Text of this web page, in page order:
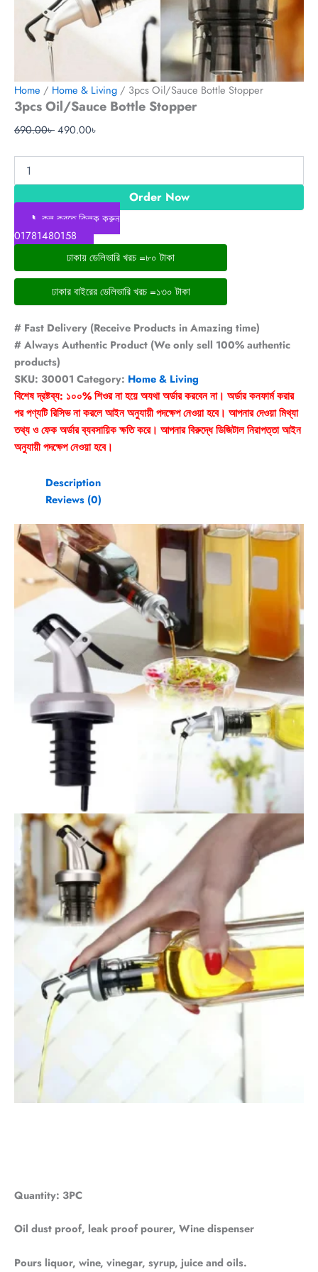
Home / Home & Living / 3pcs Oil/Sauce Bottle Stopper
3pcs Oil/Sauce Bottle Stopper
690.00৳490.00৳
Order Now
📞কল করতে ক্লিক করুন
01781480158
ঢাকায় ডেলিভারি খরচ =৮০ টাকা
ঢাকার বাইরের ডেলিভারি খরচ =১৩০ টাকা
# Fast Delivery (Receive Products in Amazing time)
# Always Authentic Product (We only sell 100% authentic
products)
SKU: 30001 Category: Home & Living
বিশেষ দ্রষ্টব্য: ১০০% শিওর না হয়ে অযথা অর্ডার করবেন না। অর্ডার কনফার্ম করার
পর পণ্যটি রিসিভ না করলে আইন অনুযায়ী পদক্ষেপ নেওয়া হবে। আপনার দেওয়া মিথ্যা
তথ্য ও ফেক অর্ডার ব্যবসায়িক ক্ষতি করে। আপনার বিরুদ্ধে ডিজিটাল নিরাপত্তা আইন
অনুযায়ী পদক্ষেপ নেওয়া হবে।
Description
Reviews (0)
Quantity: 3PC
Oil dust proof, leak proof pourer, Wine dispenser
Pours liquor, wine, vinegar, syrup, juice and oils.